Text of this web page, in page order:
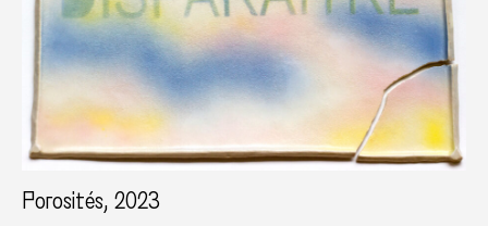
Porosités, 2023